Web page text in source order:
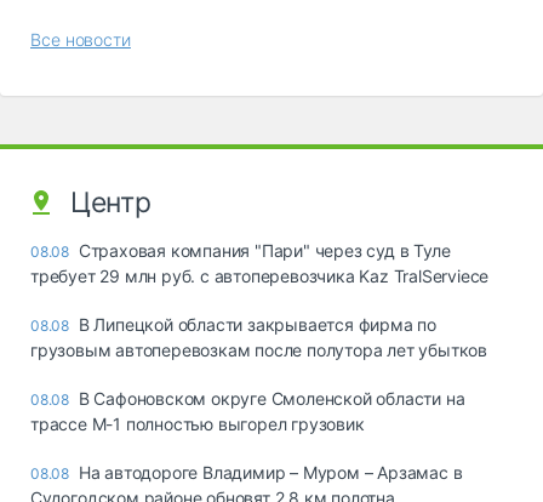
Все новости
Центр
08.08 Страховая компания "Пари" через суд в Туле
требует 29 млн руб. с автоперевозчика Kaz TralServiece
08.08 В Липецкой области закрывается фирма по
грузовым автоперевозкам после полутора лет убытков
08.08 В Сафоновском округе Смоленской области на
трассе М-1 полностью выгорел грузовик
08.08 На автодороге Владимир – Муром – Арзамас в
Судогодском районе обновят 2,8 км полотна